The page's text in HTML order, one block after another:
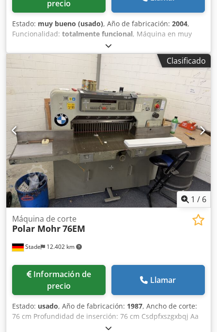
precio
Estado: muy bueno (usado), Año de fabricación: 2004,
Funcionalidad: totalmente funcional, Máquina en muy
buen estado. Solo 130.000 ciclos de corte. Csdpszlr Nxjfx
Aa Tsrf
Clasificado
1 / 6
Stade 12.402 km
Máquina de corte
Polar Mohr76EM
Información de
precio
Llamar
Estado: usado, Año de fabricación: 1987, Ancho de corte:
76 cm Profundidad de inserción: 76 cm Csdpfxszgxbqj Aa
Torf Altura máxima de inserción: 12 cm